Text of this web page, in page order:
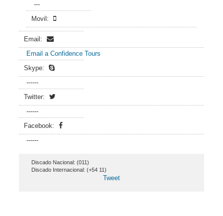
---
Movil:
Email:
Email a Confidence Tours
Skype:
------
Twitter:
------
Facebook:
------
Discado Nacional: (011)
Discado Internacional: (+54 11)
Tweet